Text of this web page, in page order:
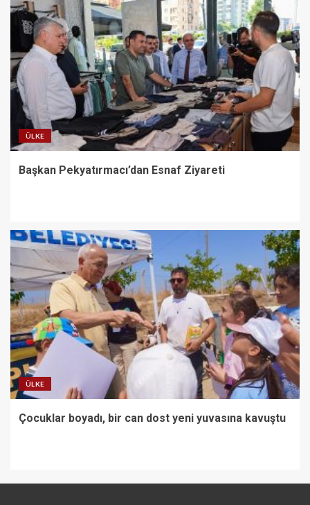
ÜLKE
Başkan Pekyatırmacı’dan Esnaf Ziyareti
ÜLKE
Çocuklar boyadı, bir can dost yeni yuvasına kavuştu